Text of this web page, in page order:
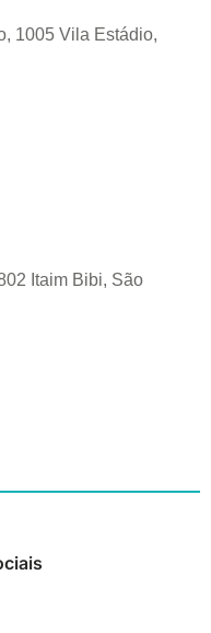
1005 Vila Estádio,
Itaim Bibi, São